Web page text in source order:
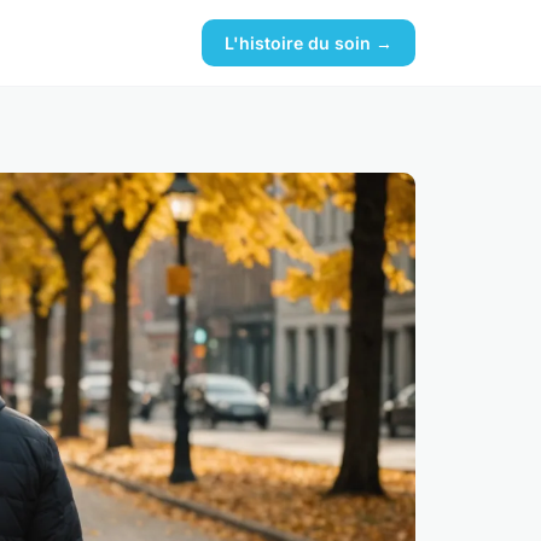
L'histoire du soin →